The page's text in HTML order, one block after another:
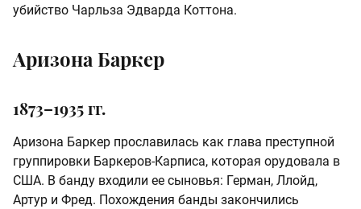
убийство Чарльза Эдварда Коттона.
Аризона Баркер
1873–1935 гг.
Аризона Баркер прославилась как глава преступной
группировки Баркеров-Карписа, которая орудовала в
США. В банду входили ее сыновья: Герман, Ллойд,
Артур и Фред. Похождения банды закончились